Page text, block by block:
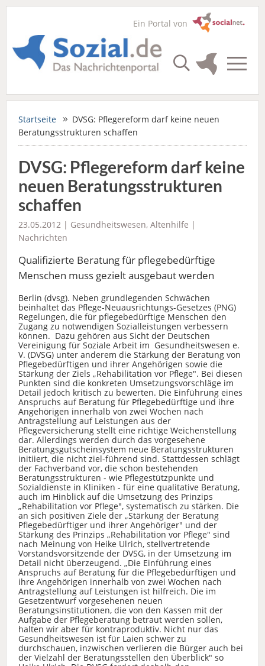
Ein Portal von
Startseite
DVSG: Pflegereform darf keine neuen
Beratungsstrukturen schaffen
DVSG: Pflegereform darf keine
neuen Beratungsstrukturen
schaffen
23.05.2012 | Gesundheitswesen, Altenhilfe |
Nachrichten
Qualifizierte Beratung für pflegebedürftige
Menschen muss gezielt ausgebaut werden
Berlin (dvsg). Neben grundlegenden Schwächen
beinhaltet das Pflege-Neuausrichtungs-Gesetzes (PNG)
Regelungen, die für pflegebedürftige Menschen den
Zugang zu notwendigen Sozialleistungen verbessern
können. Dazu gehören aus Sicht der Deutschen
Vereinigung für Soziale Arbeit im Gesundheitswesen e.
V. (DVSG) unter anderem die Stärkung der Beratung von
Pflegebedürftigen und ihrer Angehörigen sowie die
Stärkung der Ziels „Rehabilitation vor Pflege". Bei diesen
Punkten sind die konkreten Umsetzungsvorschläge im
Detail jedoch kritisch zu bewerten. Die Einführung eines
Anspruchs auf Beratung für Pflegebedürftige und ihre
Angehörigen innerhalb von zwei Wochen nach
Antragstellung auf Leistungen aus der
Pflegeversicherung stellt eine richtige Weichenstellung
dar. Allerdings werden durch das vorgesehene
Beratungsgutscheinsystem neue Beratungsstrukturen
initiiert, die nicht ziel-führend sind. Stattdessen schlägt
der Fachverband vor, die schon bestehenden
Beratungsstrukturen - wie Pflegestützpunkte und
Sozialdienste in Kliniken - für eine qualitative Beratung,
auch im Hinblick auf die Umsetzung des Prinzips
„Rehabilitation vor Pflege", systematisch zu stärken. Die
an sich positiven Ziele der „Stärkung der Beratung
Pflegebedürftiger und ihrer Angehöriger" und der
Stärkung des Prinzips „Rehabilitation vor Pflege" sind
nach Meinung von Heike Ulrich, stellvertretende
Vorstandsvorsitzende der DVSG, in der Umsetzung im
Detail nicht überzeugend. „Die Einführung eines
Anspruchs auf Beratung für die Pflegebedürftigen und
ihre Angehörigen innerhalb von zwei Wochen nach
Antragstellung auf Leistungen ist hilfreich. Die im
Gesetzentwurf vorgesehenen neuen
Beratungsinstitutionen, die von den Kassen mit der
Aufgabe der Pflegeberatung betraut werden sollen,
halten wir aber für kontraproduktiv. Nicht nur das
Gesundheitswesen ist für Laien schwer zu
durchschauen, inzwischen verlieren die Bürger auch bei
der Vielzahl der Beratungsstellen den Überblick" so